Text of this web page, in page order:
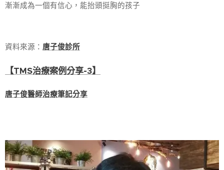
漸漸成為一個有信心，能抬頭挺胸的孩子
資料來源： 唐子俊診所
【TMS治療案例分享-3】
唐子俊醫師治療筆記分享